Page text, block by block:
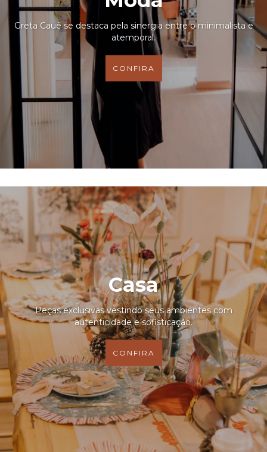
Greta Cauê se destaca pela sinergia entre o minimalista e
atemporal.
CONFIRA
Casa
Peças exclusivas vestindo seus ambientes com
autenticidade e sofisticação.
CONFIRA